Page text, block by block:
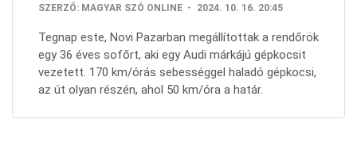
SZERZŐ: MAGYAR SZÓ ONLINE 2024. 10. 16. 20:45
Tegnap este, Novi Pazarban megállítottak a rendőrök
egy 36 éves sofőrt, aki egy Audi márkájú gépkocsit
vezetett. 170 km/órás sebességgel haladó gépkocsi,
az út olyan részén, ahol 50 km/óra a határ.